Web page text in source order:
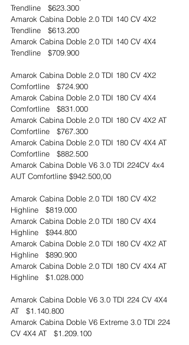
Trendline   $623.300
Amarok Cabina Doble 2.0 TDI 140 CV 4X2
Trendline   $613.200
Amarok Cabina Doble 2.0 TDI 140 CV 4X4
Trendline   $709.900
Amarok Cabina Doble 2.0 TDI 180 CV 4X2
Comfortline   $724.900
Amarok Cabina Doble 2.0 TDI 180 CV 4X4
Comfortline   $831.000
Amarok Cabina Doble 2.0 TDI 180 CV 4X2 AT
Comfortline   $767.300
Amarok Cabina Doble 2.0 TDI 180 CV 4X4 AT
Comfortline   $882.500
Amarok Cabina Doble V6 3.0 TDI 224CV 4x4
AUT Comfortline $942.500,00
Amarok Cabina Doble 2.0 TDI 180 CV 4X2
Highline   $819.000
Amarok Cabina Doble 2.0 TDI 180 CV 4X4
Highline   $944.800
Amarok Cabina Doble 2.0 TDI 180 CV 4X2 AT
Highline   $890.900
Amarok Cabina Doble 2.0 TDI 180 CV 4X4 AT
Highline   $1.028.000
Amarok Cabina Doble V6 3.0 TDI 224 CV 4X4
AT   $1.140.800
Amarok Cabina Doble V6 Extreme 3.0 TDI 224
CV 4X4 AT   $1.209.100